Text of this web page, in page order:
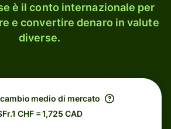
è il conto internazionale per
e convertire denaro in valute
diverse.
medio di mercato
CHF = 1,725 CAD